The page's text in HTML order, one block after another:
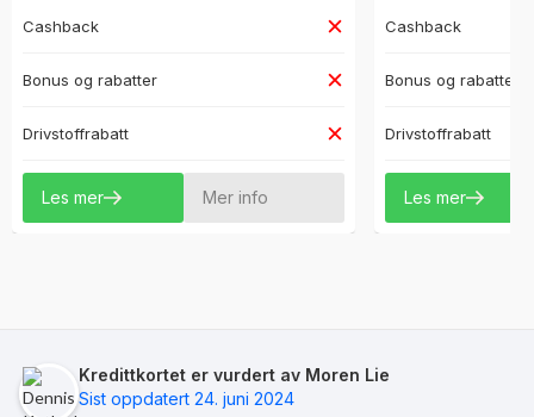
Cashback
Bonus og rabatter
Drivstoffrabatt
Les mer Mer info
Cashback
Bonus og rabatter
Drivstoffrabatt
Les mer
Kredittkortet er vurdert av Moren Lie
Sist oppdatert 24. juni 2024